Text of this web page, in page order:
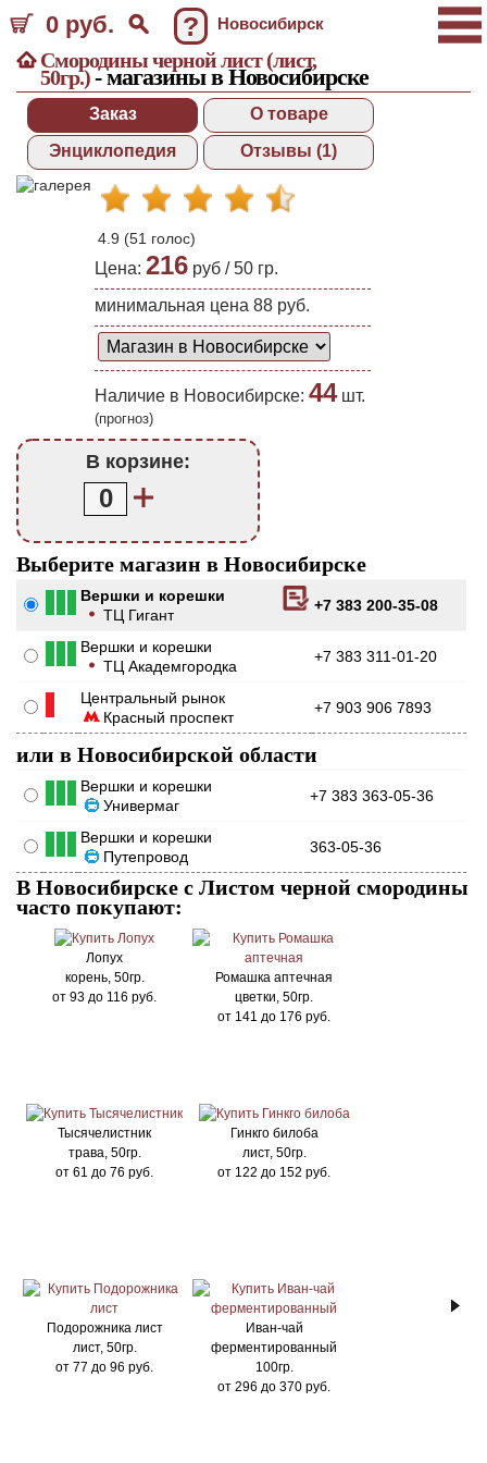
0 руб. ? Новосибирск
Смородины черной лист (лист,
50гр.)- магазины в Новосибирске
Заказ
О товаре
Энциклопедия
Отзывы (1)
4.9 (51 голос)
Цена: 216 руб /50 гр.
минимальная цена 88 руб.
Наличие в Новосибирске: 44шт.
(прогноз)
В корзине:
0
Выберите магазин в Новосибирске
Вершки и корешки
ТЦ Гигант
+7 383 200-35-08
Вершки и корешки
ТЦ Академгородка
+7 383 311-01-20
Центральный рынок
Красный проспект
+7 903 906 7893
или в Новосибирской области
Вершки и корешки
Универмаг
+7 383 363-05-36
Вершки и корешки
Путепровод
363-05-36
В Новосибирске с Листом черной смородины
часто покупают:
Лопух
корень, 50гр.
от 93 до 116 руб.
Ромашка аптечная
цветки, 50гр.
от 141 до 176 руб.
Тысячелистник
трава, 50гр.
от 61 до 76 руб.
Гинкго билоба
лист, 50гр.
от 122 до 152 руб.
Подорожника лист
лист, 50гр.
от 77 до 96 руб.
Иван-чай
ферментированный
100гр.
от 296 до 370 руб.